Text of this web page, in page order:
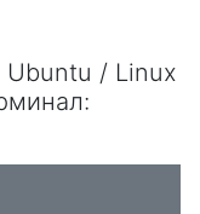
Ubuntu / Linux
: